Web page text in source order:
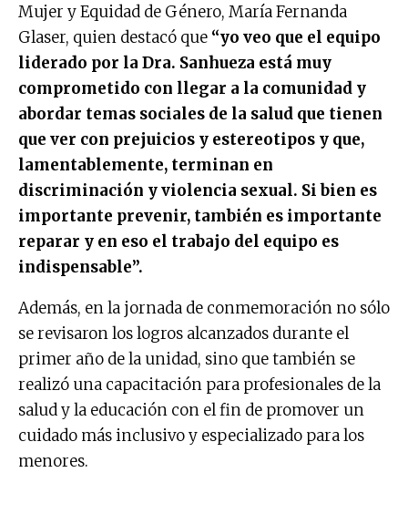
Mujer y Equidad de Género, María Fernanda
Glaser, quien destacó que “yo veo que el equipo
liderado por la Dra. Sanhueza está muy
comprometido con llegar a la comunidad y
abordar temas sociales de la salud que tienen
que ver con prejuicios y estereotipos y que,
lamentablemente, terminan en
discriminación y violencia sexual. Si bien es
importante prevenir, también es importante
reparar y en eso el trabajo del equipo es
indispensable”.
Además, en la jornada de conmemoración no sólo
se revisaron los logros alcanzados durante el
primer año de la unidad, sino que también se
realizó una capacitación para profesionales de la
salud y la educación con el fin de promover un
cuidado más inclusivo y especializado para los
menores.